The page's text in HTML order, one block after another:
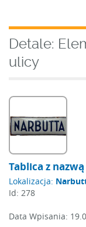
Detale:
ulicy
Tablica z
Lokalizacja:
Id: 278
Data Wpisania: